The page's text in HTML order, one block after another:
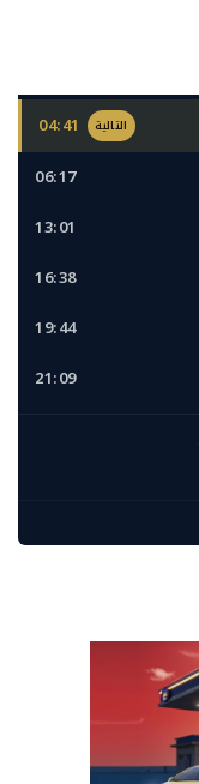
التالية 04:41
06:17
13:01
16:38
19:44
21:09